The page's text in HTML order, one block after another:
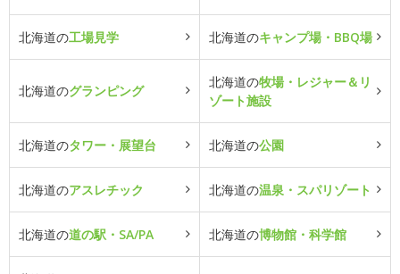
北海道の工場見学 北海道のキャンプ場・BBQ場
北海道のグランピング
北海道の牧場・レジャー＆リ
ゾート施設
北海道のタワー・展望台 北海道の公園
北海道のアスレチック 北海道の温泉・スパリゾート
北海道の道の駅・SA/PA 北海道の博物館・科学館